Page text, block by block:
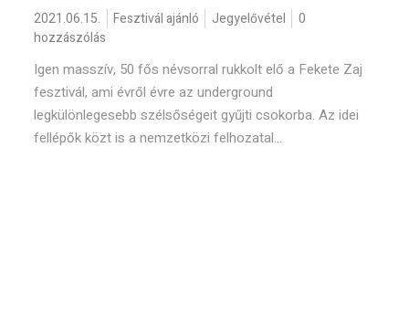
2021.06.15. Fesztivál ajánló Jegyelővétel
0
hozzászólás
Igen masszív, 50 fős névsorral rukkolt elő a Fekete Zaj
fesztivál, ami évről évre az underground
legkülönlegesebb szélsőségeit gyűjti csokorba. Az idei
fellépők közt is a nemzetközi felhozatal...